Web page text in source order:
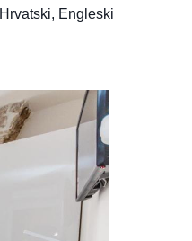
Hrvatski, Engleski